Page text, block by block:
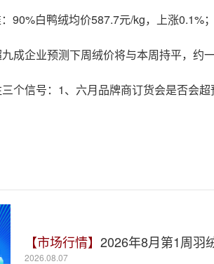
90%白鸭绒均价587.7元/kg，上涨0.1%
成企业预测下周绒价将与本周持平，约
个信号：1、六月品牌商订货会是否会
【市场行情】 2026年8月第1周羽
2026.08.07